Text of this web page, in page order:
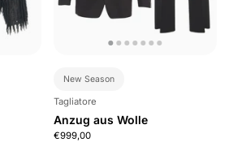
New Season
Tagliatore
Anzug aus Wolle
€999,00